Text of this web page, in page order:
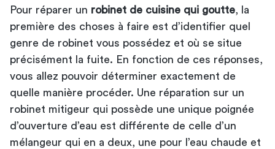
Pour réparer un robinet de cuisine qui goutte , la
première des choses à faire est d’identifier quel
genre de robinet vous possédez et où se situe
précisément la fuite. En fonction de ces réponses,
vous allez pouvoir déterminer exactement de
quelle manière procéder. Une réparation sur un
robinet mitigeur qui possède une unique poignée
d’ouverture d’eau est différente de celle d’un
mélangeur qui en a deux, une pour l’eau chaude et